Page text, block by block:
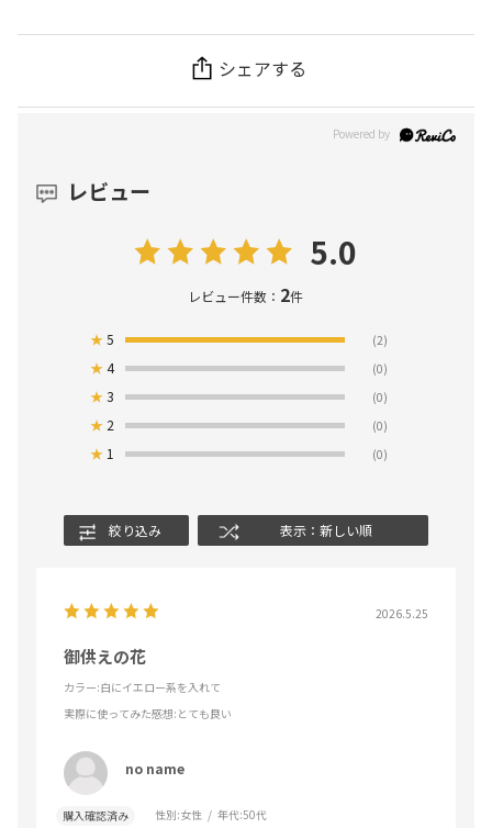
シェアする
レビュー
5.0
レビュー件数： 2件
★5 (2)
★4 (0)
★3 (0)
★ 2 (0)
★ 1 (0)
絞り込み 表示：新しい順
2026.5.25
御供えの花
カラー:白にイエロー系を入れて
実際に使ってみた感想:とても良い
no name
購入確認済み 性別:女性 年代:50代